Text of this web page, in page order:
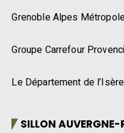
Grenoble Alpes
Groupe Carrefour
Le Département de l’Isère
SILLON